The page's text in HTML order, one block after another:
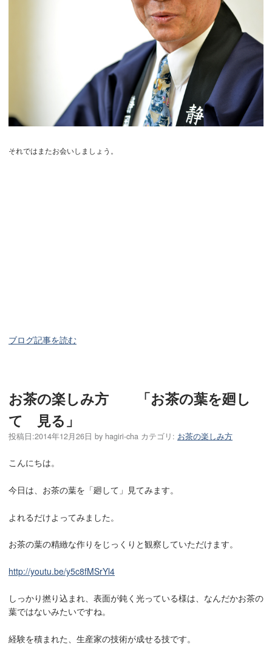
それではまたお会いしましょう。
ブログ記事を読む
お茶の楽しみ方 「お茶の葉を廻し
て 見る」
投稿日:2014年12月26日 by hagiri-cha カテゴリ: お茶の楽しみ方
こんにちは。
今日は、お茶の葉を「廻して」見てみます。
よれるだけよってみました。
お茶の葉の精緻な作りをじっくりと観察していただけます。
http://youtu.be/y5c8fMSrYl4
しっかり撚り込まれ、表面が鈍く光っている様は、なんだかお茶の
葉ではないみたいですね。
経験を積まれた、生産家の技術が成せる技です。